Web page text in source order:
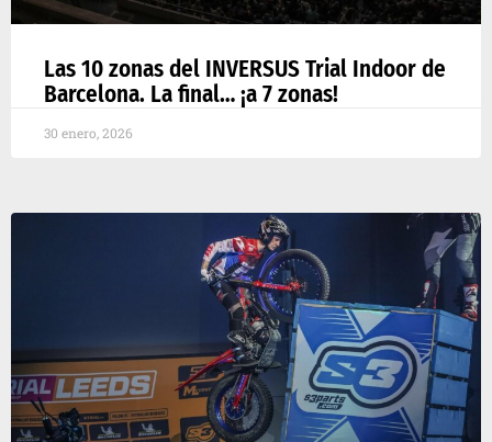
Las 10 zonas del INVERSUS Trial Indoor de
Barcelona. La final… ¡a 7 zonas!
30 enero, 2026